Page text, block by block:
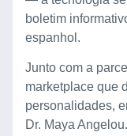
boletim
espanhol.
Junto com a
marketplace que
personalidades,
Dr. Maya